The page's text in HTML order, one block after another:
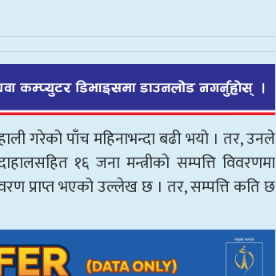
गरेको पाँच महिनाभन्दा बढी भयो । तर, उनले
१६ जना मन्त्रीको सम्पत्ति विवरणमा
प्राप्त भएको उल्लेख छ । तर, सम्पत्ति कति छ